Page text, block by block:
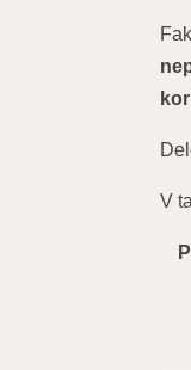
V